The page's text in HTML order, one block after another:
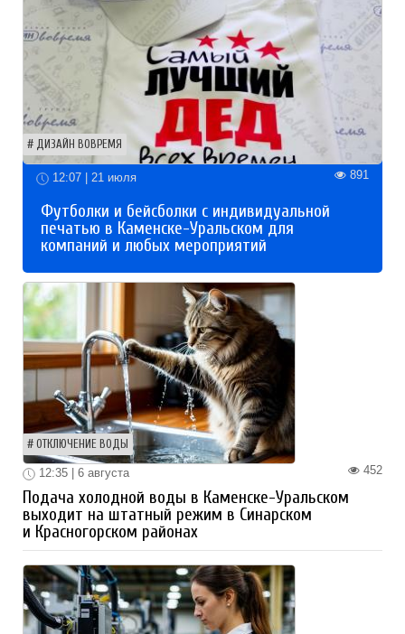
ДИЗАЙН ВОВРЕМЯ
12:07 | 21 июля 891
Футболки и бейсболки с индивидуальной
печатью в Каменске-Уральском для
компаний и любых мероприятий
ОТКЛЮЧЕНИЕ ВОДЫ
452
12:35 | 6 августа
Подача холодной воды в Каменске-Уральском
выходит на штатный режим в Синарском
и Красногорском районах